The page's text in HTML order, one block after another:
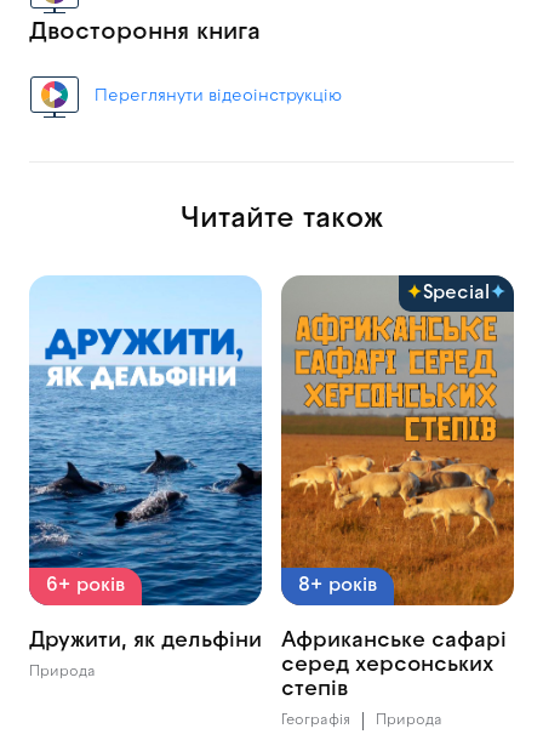
Двостороння книга
Переглянути відеоінструкцію
Читайте також
6+ років
Дружити, як дельфіни
Природа
Special
8+ років
Африканське сафарі
серед херсонських
степів
Географія Природа